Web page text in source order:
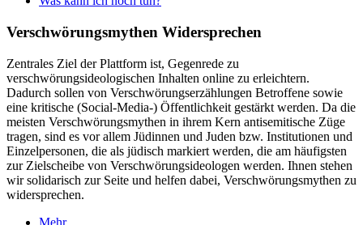
Verschwörungsmythen Widersprechen
Zentrales Ziel der Plattform ist, Gegenrede zu
verschwörungsideologischen Inhalten online zu erleichtern.
Dadurch sollen von Verschwörungserzählungen Betroffene sowie
eine kritische (Social-Media-) Öffentlichkeit gestärkt werden. Da die
meisten Verschwörungsmythen in ihrem Kern antisemitische Züge
tragen, sind es vor allem Jüdinnen und Juden bzw. Institutionen und
Einzelpersonen, die als jüdisch markiert werden, die am häufigsten
zur Zielscheibe von Verschwörungsideologen werden. Ihnen stehen
wir solidarisch zur Seite und helfen dabei, Verschwörungsmythen zu
widersprechen.
Mehr